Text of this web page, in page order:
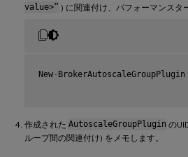
value>” ) に関連付け、パフォーマンスタ
New- BrokerAutoscaleGroupPlugin
作成された AutoscaleGroupPlugin の
ループ間の関連付け) をメモします。